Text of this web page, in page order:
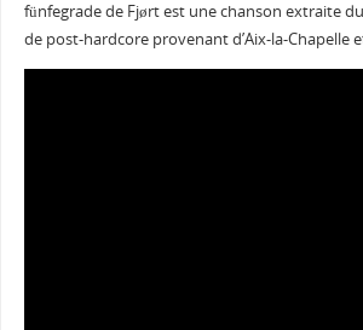
fünfegrade de Fjørt est une chanson extraite
de post-hardcore provenant d’Aix-la-Chapelle